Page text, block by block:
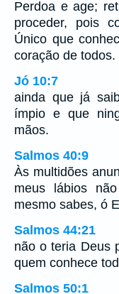
Perdoa e age;
proceder, pois
Único que
coração de todos.
Jó 10:7
ainda que já
ímpio e que
mãos.
Salmos 40:9
Às multidões
meus lábios
mesmo sabes, ó
Salmos 44:21
não o teria Deus
quem conhece
Salmos 50:1